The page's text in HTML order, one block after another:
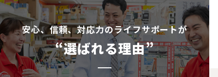
ー
シ
ョ
ン
安⼼、信頼、対応⼒のライフサポートが
“選ばれる理由”